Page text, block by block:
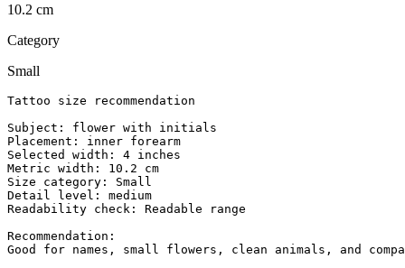
10.2 cm
Category
Small
Tattoo size recommendation
Subject: flower with initials
Placement: inner forearm
Selected width: 4 inches
Metric width: 10.2 cm
Size category: Small
Detail level: medium
Readability check: Readable range
Recommendation:
Good for names, small flowers, clean animals, and